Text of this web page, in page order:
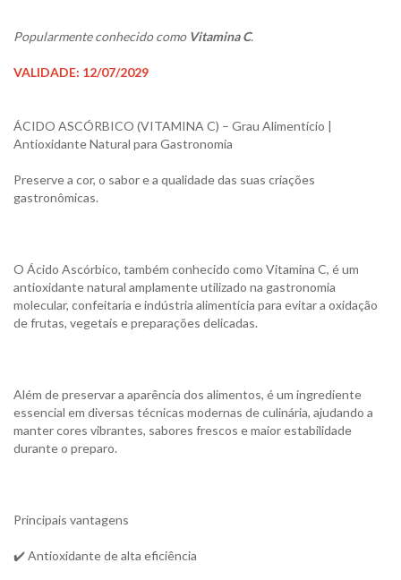
Popularmente conhecido como Vitamina C.
VALIDADE: 12/07/2029
ÁCIDO ASCÓRBICO (VITAMINA C) – Grau Alimentício |
Antioxidante Natural para Gastronomia
Preserve a cor, o sabor e a qualidade das suas criações
gastronômicas.
O Ácido Ascórbico, também conhecido como Vitamina C, é um
antioxidante natural amplamente utilizado na gastronomia
molecular, confeitaria e indústria alimentícia para evitar a oxidação
de frutas, vegetais e preparações delicadas.
Além de preservar a aparência dos alimentos, é um ingrediente
essencial em diversas técnicas modernas de culinária, ajudando a
manter cores vibrantes, sabores frescos e maior estabilidade
durante o preparo.
Principais vantagens
✔️ Antioxidante de alta eficiência